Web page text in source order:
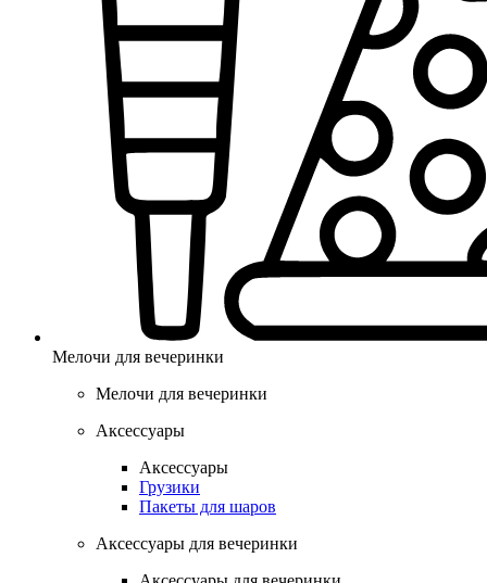
Мелочи для вечеринки
Мелочи для вечеринки
Аксессуары
Аксессуары
Грузики
Пакеты для шаров
Аксессуары для вечеринки